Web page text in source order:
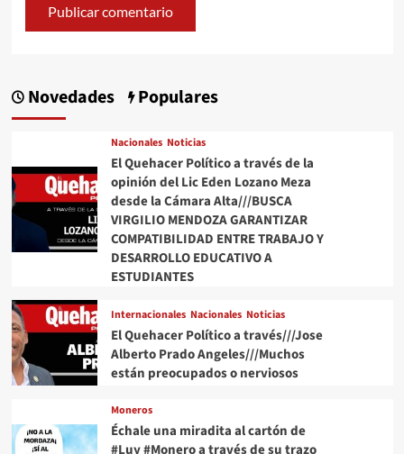
Novedades Populares
Nacionales Noticias
El Quehacer Político a través de la
opinión del Lic Eden Lozano Meza
desde la Cámara Alta///BUSCA
VIRGILIO MENDOZA GARANTIZAR
COMPATIBILIDAD ENTRE TRABAJO Y
DESARROLLO EDUCATIVO A
ESTUDIANTES
Internacionales Nacionales Noticias
El Quehacer Político a través///Jose
Alberto Prado Angeles///Muchos
están preocupados o nerviosos
Moneros
Échale una miradita al cartón de
#Luy #Monero a través de su trazo